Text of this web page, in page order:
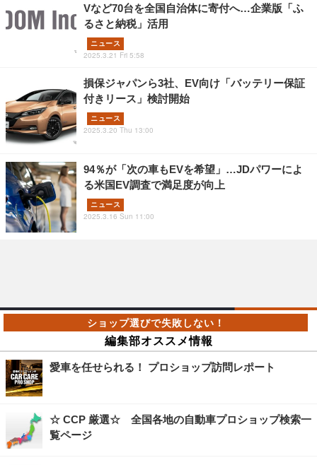
Vなど70台を全国自治体に寄付へ…企業版「ふ
るさと納税」活用
ニュース
2025.3.21 Fri 5:58
損保ジャパンら3社、EV向け「バッテリー保証
付きリース」検討開始
ニュース
2025.3.20 Thu 13:00
94％が「次の車もEVを希望」…JDパワーによ
る米国EV調査で満足度が向上
ニュース
2025.3.16 Sun 11:00
編集部オススメ情報
愛車を任せられる！ プロショップ訪問レポート
☆ CCP 厳選☆ 全国各地の自動車プロショップ検索一
覧ページ